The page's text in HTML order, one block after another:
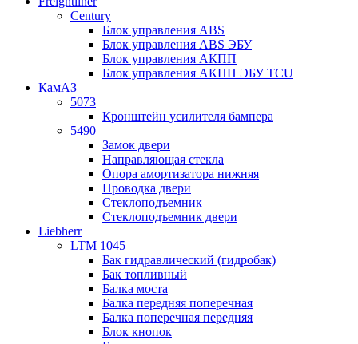
Century
Блок управления ABS
Блок управления ABS ЭБУ
Блок управления АКПП
Блок управления АКПП ЭБУ TCU
КамАЗ
5073
Кронштейн усилителя бампера
5490
Замок двери
Направляющая стекла
Опора амортизатора нижняя
Проводка двери
Стеклоподъемник
Стеклоподъемник двери
Liebherr
LTM 1045
Бак гидравлический (гидробак)
Бак топливный
Балка моста
Балка передняя поперечная
Балка поперечная передняя
Блок кнопок